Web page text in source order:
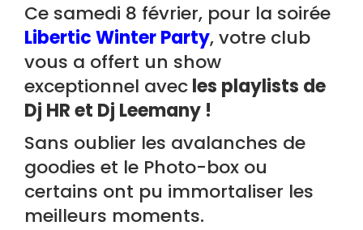
Ce samedi 8 février, pour la soirée
Libertic Winter Party, votre club
vous a offert un show
exceptionnel avecles playlists de
Dj HR et Dj Leemany !
Sans oublier les avalanches de
goodies et le Photo-box ou
certains ont pu immortaliser les
meilleurs moments.